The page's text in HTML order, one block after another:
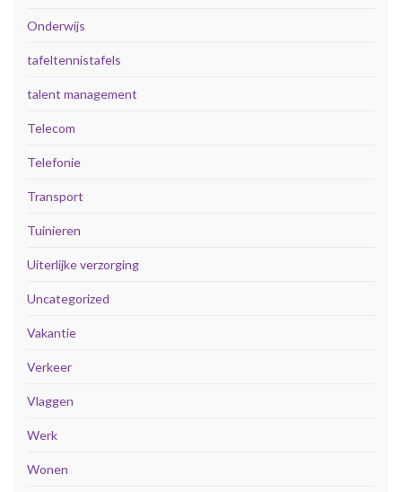
Onderwijs
tafeltennistafels
talent management
Telecom
Telefonie
Transport
Tuinieren
Uiterlijke verzorging
Uncategorized
Vakantie
Verkeer
Vlaggen
Werk
Wonen